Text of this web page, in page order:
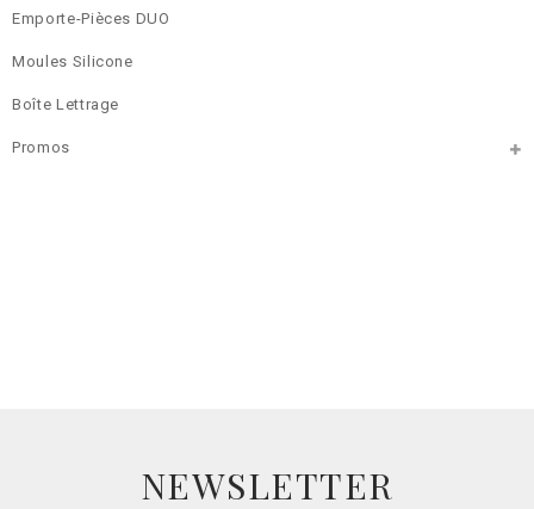
Emporte-Pièces DUO
Moules Silicone
Boîte Lettrage
Promos
NEWSLETTER